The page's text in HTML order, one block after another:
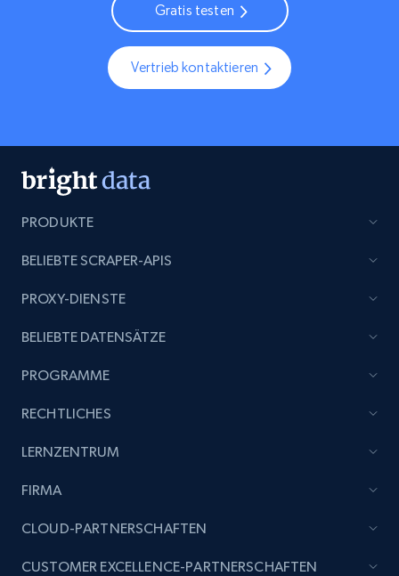
Gratis testen
Vertrieb kontaktieren
PRODUKTE
BELIEBTE SCRAPER-APIS
PROXY-DIENSTE
BELIEBTE DATENSÄTZE
PROGRAMME
RECHTLICHES
LERNZENTRUM
FIRMA
CLOUD-PARTNERSCHAFTEN
CUSTOMER EXCELLENCE-PARTNERSCHAFTEN